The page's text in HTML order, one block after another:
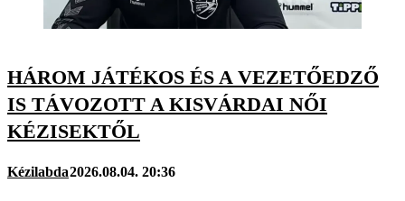
HÁROM JÁTÉKOS ÉS A VEZETŐEDZŐ
IS TÁVOZOTT A KISVÁRDAI NŐI
KÉZISEKTŐL
Kézilabda2026.08.04. 20:36